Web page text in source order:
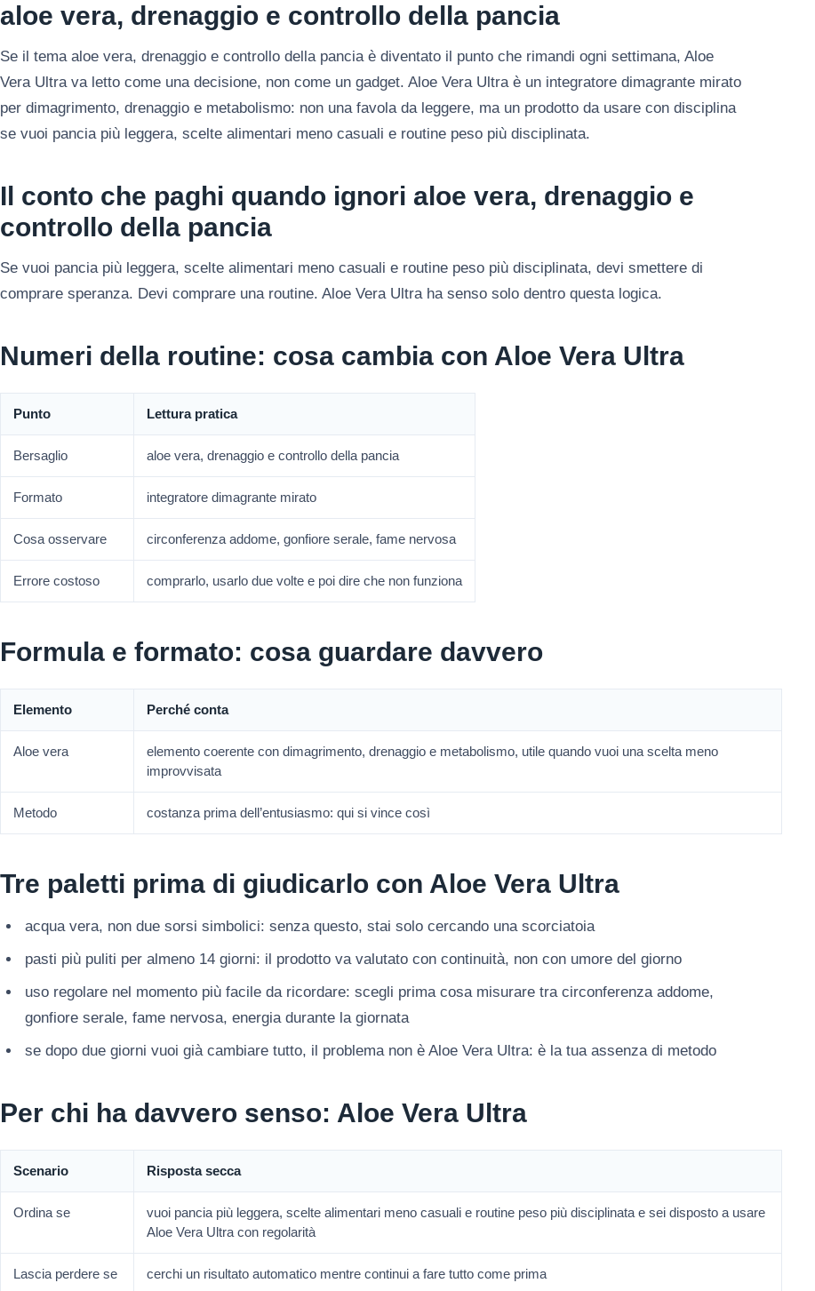
aloe vera, drenaggio e controllo della pancia
Se il tema aloe vera, drenaggio e controllo della pancia è diventato il punto che rimandi ogni settimana, Aloe
Vera Ultra va letto come una decisione, non come un gadget. Aloe Vera Ultra è un integratore dimagrante mirato
per dimagrimento, drenaggio e metabolismo: non una favola da leggere, ma un prodotto da usare con disciplina
se vuoi pancia più leggera, scelte alimentari meno casuali e routine peso più disciplinata.
Il conto che paghi quando ignori aloe vera, drenaggio e
controllo della pancia
Se vuoi pancia più leggera, scelte alimentari meno casuali e routine peso più disciplinata, devi smettere di
comprare speranza. Devi comprare una routine. Aloe Vera Ultra ha senso solo dentro questa logica.
Numeri della routine: cosa cambia con Aloe Vera Ultra
Punto Lettura pratica
Bersaglio aloe vera, drenaggio e controllo della pancia
Formato integratore dimagrante mirato
Cosa osservare circonferenza addome, gonfiore serale, fame nervosa
Errore costoso comprarlo, usarlo due volte e poi dire che non funziona
Formula e formato: cosa guardare davvero
Elemento Perché conta
Aloe vera
elemento coerente con dimagrimento, drenaggio e metabolismo, utile quando vuoi una scelta meno
improvvisata
Metodo costanza prima dell’entusiasmo: qui si vince così
Tre paletti prima di giudicarlo con Aloe Vera Ultra
acqua vera, non due sorsi simbolici: senza questo, stai solo cercando una scorciatoia
pasti più puliti per almeno 14 giorni: il prodotto va valutato con continuità, non con umore del giorno
uso regolare nel momento più facile da ricordare: scegli prima cosa misurare tra circonferenza addome,
gonfiore serale, fame nervosa, energia durante la giornata
se dopo due giorni vuoi già cambiare tutto, il problema non è Aloe Vera Ultra: è la tua assenza di metodo
Per chi ha davvero senso: Aloe Vera Ultra
Scenario Risposta secca
Ordina se
vuoi pancia più leggera, scelte alimentari meno casuali e routine peso più disciplinata e sei disposto a usare
Aloe Vera Ultra con regolarità
Lascia perdere se cerchi un risultato automatico mentre continui a fare tutto come prima